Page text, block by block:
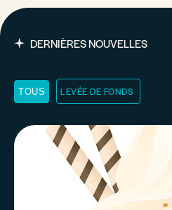
DERNIÈRES NOUVELLES
TOUS LEVÉE DE FONDS